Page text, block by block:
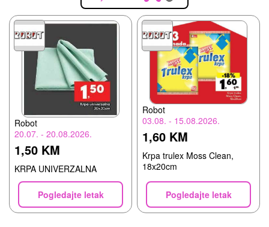
Robot
20.07. - 20.08.2026.
1,50 KM
KRPA UNIVERZALNA
Pogledajte letak
Robot
03.08. - 15.08.2026.
1,60 KM
Krpa trulex Moss Clean,
18x20cm
Pogledajte letak